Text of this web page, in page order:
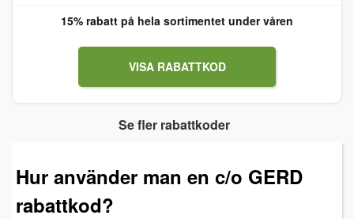
15% rabatt på hela sortimentet under våren
VISA RABATTKOD
Se fler rabattkoder
Hur använder man en c/o GERD
rabattkod?